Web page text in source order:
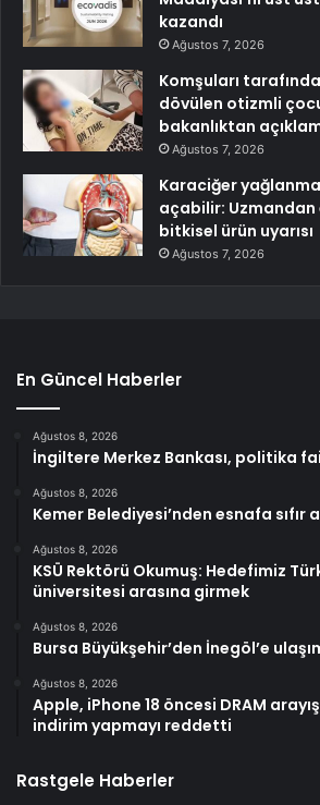
kazandı
Ağustos 7, 2026
Komşuları
dövülen otizmli
bakanlıktan
Ağustos 7, 2026
Karaciğer
açabilir: Uzmandan
bitkisel ürün uyarısı
Ağustos 7, 2026
En Güncel Haberler
Ağustos 8, 2026
İngiltere Merkez Bankası, politika
Ağustos 8, 2026
Kemer Belediyesi’nden esnafa sıfır
Ağustos 8, 2026
KSÜ Rektörü Okumuş: Hedefimiz
üniversitesi arasına girmek
Ağustos 8, 2026
Bursa Büyükşehir’den İnegöl’e
Ağustos 8, 2026
Apple, iPhone 18 öncesi DRAM
indirim yapmayı reddetti
Rastgele Haberler